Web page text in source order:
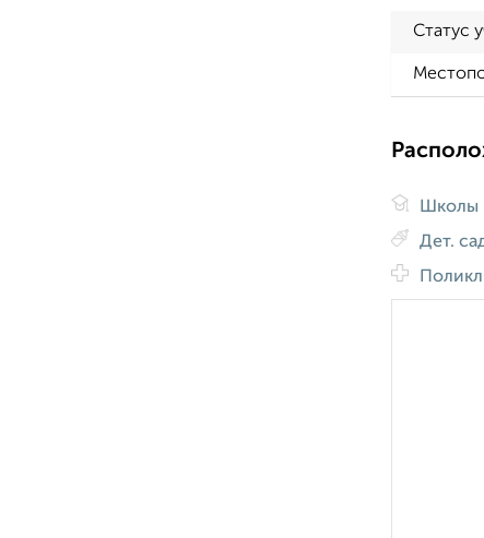
Статус
Школы
Дет.